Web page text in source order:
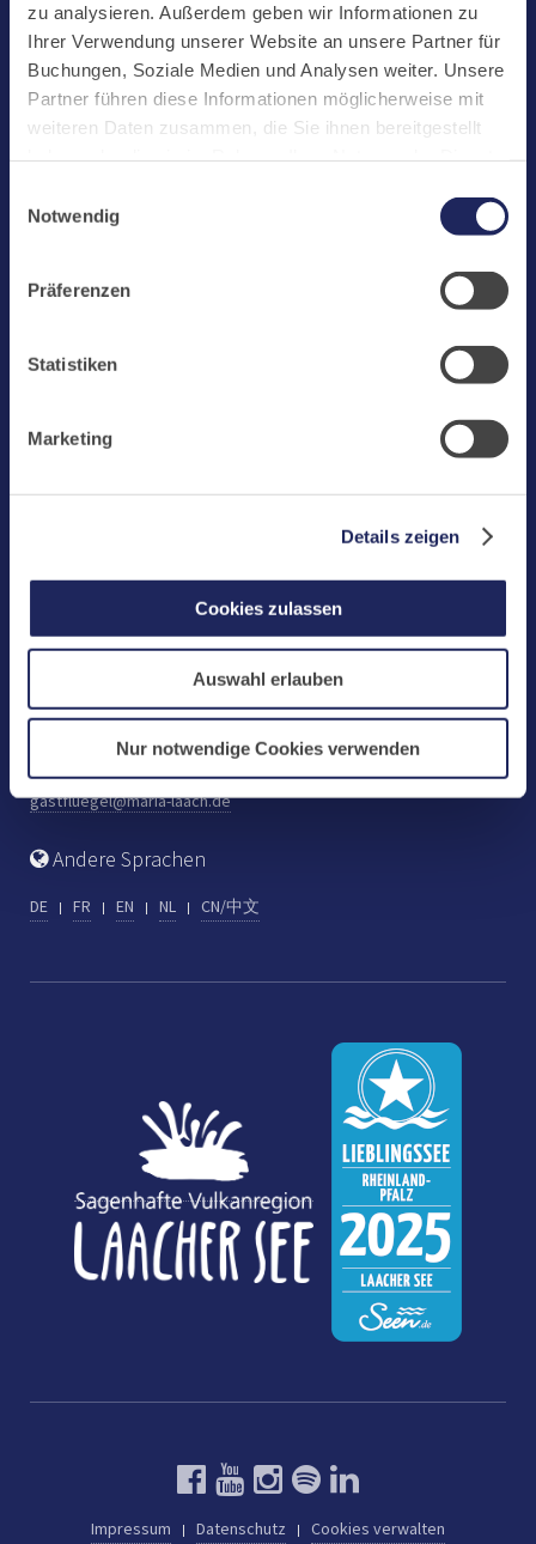
zu analysieren. Außerdem geben wir Informationen zu
Ihrer Verwendung unserer Website an unsere Partner für
Buchungen, Soziale Medien und Analysen weiter. Unsere
Partner führen diese Informationen möglicherweise mit
weiteren Daten zusammen, die Sie ihnen bereitgestellt
challenges.cloudflare.com: Wir verwenden das online
Buchungssystem MEWS in unserem Hotel und unserem
übermittelt. Cookies von eu5.bookingkit.de: Wir
Buchungen von Bibliotheks- und Klosterführungen. Um
Buchungen durchführen zu können akzeptieren Sie bitte
Notwendig
Präferenzen
Statistiken
Marketing
Details zeigen
Cookies zulassen
Auswahl erlauben
Nur notwendige Cookies verwenden
Kloster
Klosterbetriebe
Spenden
Laacher See
Jobs
Fax: +49 (0) 2652 59-359
www.maria-laach.de
Tel: +49 (0) 2652 59-313
Fax: +49 (0) 2652 59-282
gastfluegel@maria-laach.de
Andere Sprachen
DE FR EN NL CN/中文
Impressum Datenschutz Cookies verwalten